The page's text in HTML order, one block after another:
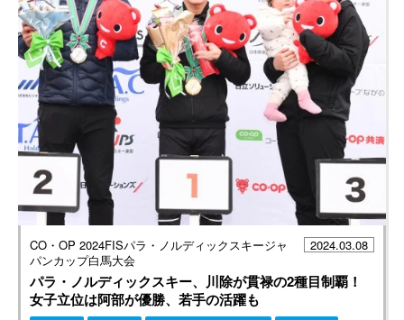
CO・OP 2024FISパラ・ノルディックスキージャ
パンカップ白馬大会
2024.03.08
パラ・ノルディックスキー、川除が貫禄の2種目制覇！
女子立位は阿部が優勝、若手の活躍も